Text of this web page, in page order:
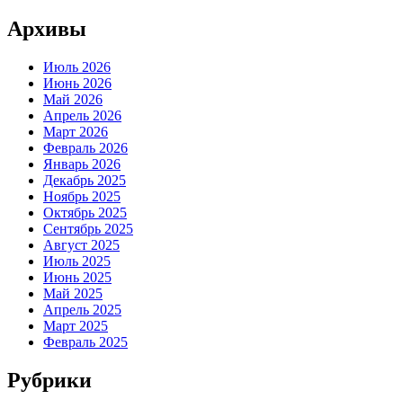
Архивы
Июль 2026
Июнь 2026
Май 2026
Апрель 2026
Март 2026
Февраль 2026
Январь 2026
Декабрь 2025
Ноябрь 2025
Октябрь 2025
Сентябрь 2025
Август 2025
Июль 2025
Июнь 2025
Май 2025
Апрель 2025
Март 2025
Февраль 2025
Рубрики